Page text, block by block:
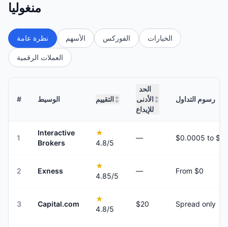
منغوليا
نظرة عامة الأسهم الفوركس الخيارات
العملات الرقمية
# الوسيط التقييم ↕
الحد
الأدنى
للإيداع
↕ رسوم التداول
1
Interactive
Brokers
★
4.8/5
—
2 Exness
★
4.85/5
— From $0
3 Capital.com
★
4.8/5
$20 Spread only